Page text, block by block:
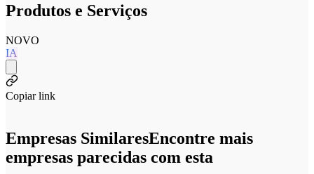
Produtos e Serviços
NOVO
IA
Copiar link
Empresas SimilaresEncontre mais
empresas parecidas com esta